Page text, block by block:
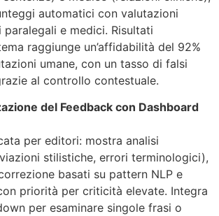
automatici con valutazioni
paralegali e medici. Risultati
raggiunge un’affidabilità del 92%
umane, con un tasso di falsi
al controllo contestuale.
del Feedback con Dashboard
per editori: mostra analisi
stilistiche, errori terminologici),
basati su pattern NLP e
priorità per criticità elevate. Integra
per esaminare singole frasi o